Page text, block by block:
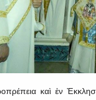
καὶ ἐν